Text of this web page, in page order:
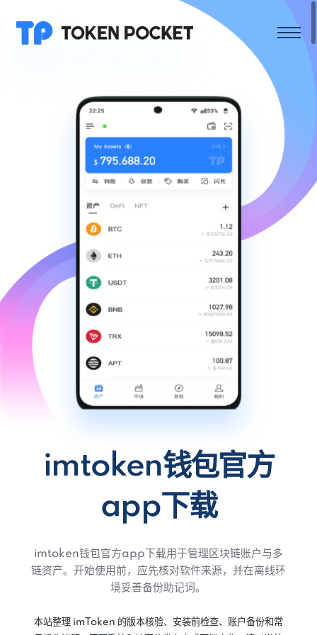
imtoken钱包官方
app下载
imtoken钱包官方app下载用于管理区块链账户与多
链资产。开始使用前，应先核对软件来源，并在离线环
境妥善备份助记词。
本站整理 imToken 的版本核验、安装前检查、账户备份和常